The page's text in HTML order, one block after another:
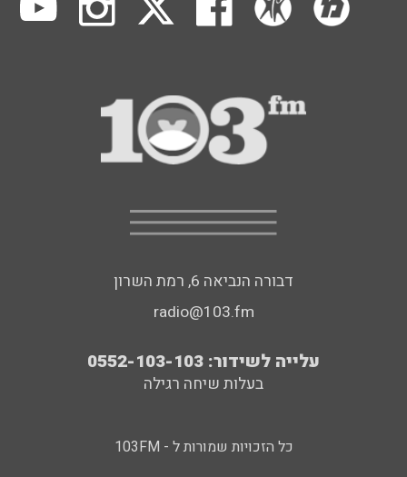
דבורה הנביאה 6, רמת השרון
radio@103.fm
עלייה לשידור: 0552-103-103
בעלות שיחה רגילה
כל הזכויות שמורות ל - 103FM